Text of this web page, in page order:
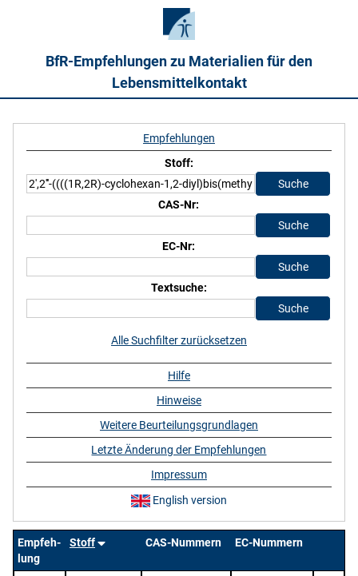
BfR-Empfehlungen zu Materialien für den
Lebensmittelkontakt
Empfeh-
lung
Stoff CAS-Nummern EC-Nummern
Empfehlungen
Stoff:
CAS-Nr:
EC-Nr:
Textsuche:
Alle Suchfilter zurücksetzen
Hilfe
Hinweise
Weitere Beurteilungsgrundlagen
Letzte Änderung der Empfehlungen
Impressum
English version